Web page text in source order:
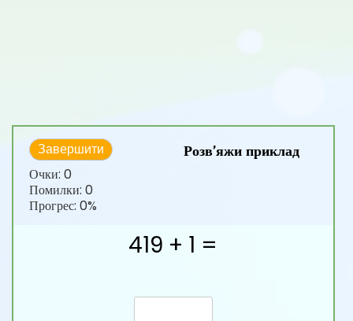
Завершити
Очки: 0
Помилки: 0
Прогрес: 0%
Розв’яжи приклад
419 + 1 =